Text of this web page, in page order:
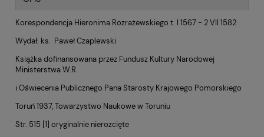
Korespondencja Hieronima Rozrażewskiego t. I 1567 - 2 VII 1582
Wydał: ks. Paweł Czaplewski
Książka dofinansowana przez Fundusz Kultury Narodowej
Ministerstwa W.R.
i Oświecenia Publicznego Pana Starosty Krajowego Pomorskiego
Toruń 1937,Towarzystwo Naukowe w Toruniu
Str. 515 [1] oryginalnie nierozcięte